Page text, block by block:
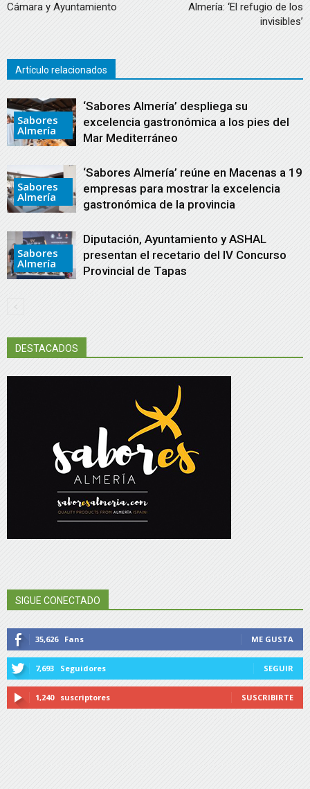
Cámara y Ayuntamiento
Almería: ‘El refugio de los
invisibles’
Artículo relacionados
Sabores
Almería
‘Sabores Almería’ despliega su
excelencia gastronómica a los pies del
Mar Mediterráneo
Sabores
Almería
‘Sabores Almería’ reúne en Macenas a 19
empresas para mostrar la excelencia
gastronómica de la provincia
Sabores
Almería
Diputación, Ayuntamiento y ASHAL
presentan el recetario del IV Concurso
Provincial de Tapas
DESTACADOS
SIGUE CONECTADO
35,626 Fans ME GUSTA
7,693 Seguidores SEGUIR
1,240 suscriptores SUSCRIBIRTE